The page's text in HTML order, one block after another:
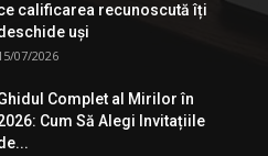
calificarea recunoscută îți
uși
07/2026
Complet al Mirilor în
Cum Să Alegi Invitațiile